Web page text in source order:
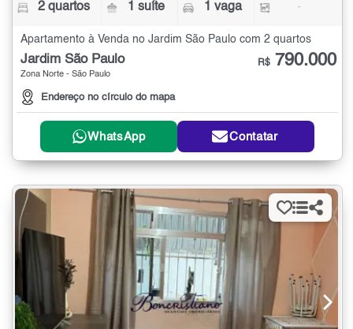
2 quartos 1 suíte 1 vaga -
Apartamento à Venda no Jardim São Paulo com 2 quartos
Jardim São Paulo
Zona Norte - São Paulo
Endereço no círculo do mapa
R$ 790.000
WhatsApp Contatar